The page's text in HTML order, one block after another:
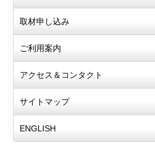
取材申し込み
ご利用案内
アクセス＆コンタクト
サイトマップ
ENGLISH